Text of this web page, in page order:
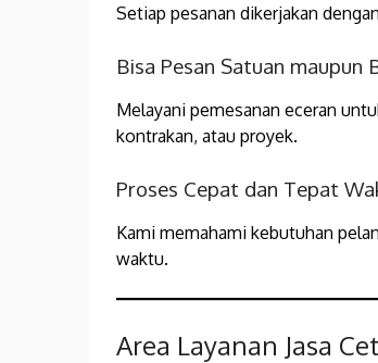
Setiap pesanan dikerjakan
Bisa Pesan Satuan maupun
Melayani pemesanan eceran
kontrakan, atau proyek.
Proses Cepat dan Tepat
Kami memahami kebutuhan
waktu.
Area Layanan Jasa